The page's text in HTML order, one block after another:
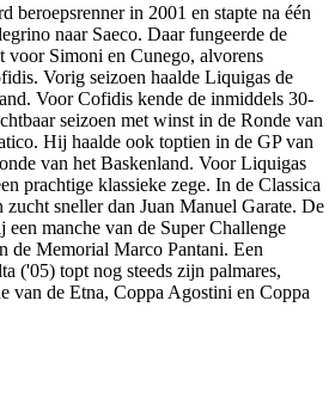
beroepsrenner in 2001 en stapte na één
naar Saeco. Daar fungeerde de
voor Simoni en Cunego, alvorens
Vorig seizoen haalde Liquigas de
Voor Cofidis kende de inmiddels 30-
seizoen met winst in de Ronde van
Hij haalde ook toptien in de GP van
van het Baskenland. Voor Liquigas
prachtige klassieke zege. In de Classica
zucht sneller dan Juan Manuel Garate. De
manche van de Super Challenge
de Memorial Marco Pantani. Een
('05) topt nog steeds zijn palmares,
van de Etna, Coppa Agostini en Coppa